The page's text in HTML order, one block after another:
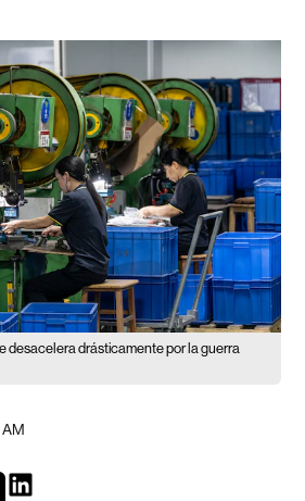
desacelera drásticamente por la guerra
AM